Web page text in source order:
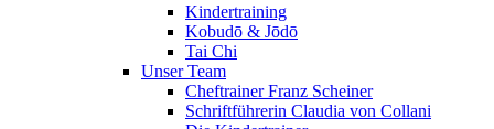
Kindertraining
Kobudō & Jōdō
Tai Chi
Unser Team
Cheftrainer Franz Scheiner
Schriftführerin Claudia von Collani